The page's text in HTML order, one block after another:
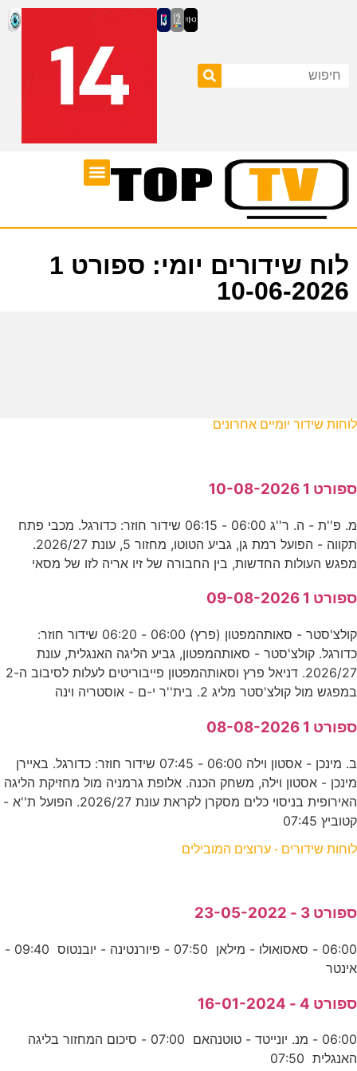
לוח שידורים יומי: ספורט 1
10-06-2026
לוחות שידור יומיים אחרונים
ספורט 1 10-08-2026
מ. פ''ת - ה. ר''ג 06:00 - 06:15 שידור חוזר: כדורגל. מכבי פתח
תקווה - הפועל רמת גן, גביע הטוטו, מחזור 5, עונת 2026/27.
מפגש העולות החדשות, בין החבורה של זיו אריה לזו של מסאי
ספורט 1 09-08-2026
קולצ'סטר - סאותהמפטון (פרץ) 06:00 - 06:20 שידור חוזר:
כדורגל. קולצ'סטר - סאותהמפטון, גביע הליגה האנגלית, עונת
2026/27. דניאל פרץ וסאותהמפטון פייבוריטים לעלות לסיבוב ה-2
במפגש מול קולצ'סטר מליג 2. בית''ר י-ם - אוסטריה וינה
ספורט 1 08-08-2026
ב. מינכן - אסטון וילה 06:00 - 07:45 שידור חוזר: כדורגל. באיירן
מינכן - אסטון וילה, משחק הכנה. אלופת גרמניה מול מחזיקת הליגה
האירופית בניסוי כלים מסקרן לקראת עונת 2026/27. הפועל ת''א -
קטוביץ 07:45
לוחות שידורים - ערוצים המובילים
ספורט 3 - 23-05-2022
06:00 - סאסואולו - מילאן 07:50 - פיורנטינה - יובנטוס 09:40 -
אינטר
ספורט 4 - 16-01-2024
06:00 - מנ. יונייטד - טוטנהאם 07:00 - סיכום המחזור בליגה
האנגלית 07:50